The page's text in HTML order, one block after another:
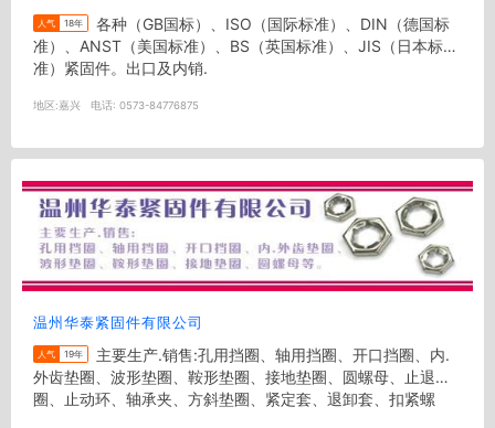
人气 18年
准）、ANST（美国标准）、BS（英国标准）、JIS（日本标
准）紧固件。出口及内销.
地区:嘉兴 电话: 0573-84776875
温州华泰紧固件有限公司
人气 19年
外齿垫圈、波形垫圈、鞍形垫圈、接地垫圈、圆螺母、止退垫
圈、止动环、轴承夹、方斜垫圈、紧定套、退卸套、扣紧螺